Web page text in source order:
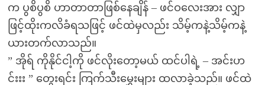
က ပွစိပွစိ ဟာတာတာဖြစ်နေချိန် – ဖင်ဝလေးအား လျှာ
ဖြင့်ထိုးကလိခံရသဖြင့် ဖင်ထဲမှလည်း သိမ့်ကနဲ့သိမ့်ကနဲ့
ယားတက်လာသည်။
” အိုရ် ကိုနိုင်ငါ့ကို ဖင်လိုးတော့မယ် ထင်ပါရဲ့ – အင်းဟ
င်းးး ” တွေးရင်း ကြက်သီးမွှေးများ ထလာခဲ့သည်။ ဖင်ထဲ